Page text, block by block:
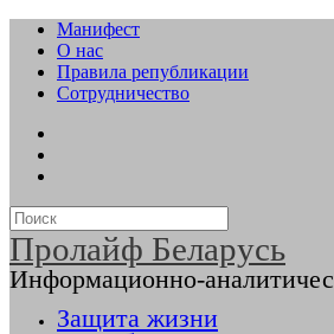
Манифест
О нас
Правила републикации
Сотрудничество
Пролайф Беларусь
Информационно-
Защита жизни